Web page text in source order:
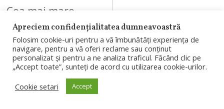
Cea mai mare
suprafață de
shopping din țară
(142.000 mp),
peste 400 de
magazine,
Apreciem confidențialitatea dumneavoastră
Folosim cookie-uri pentru a vă îmbunătăți experiența de
navigare, pentru a vă oferi reclame sau conținut
personalizat și pentru a ne analiza traficul. Făcând clic pe
„Accept toate”, sunteți de acord cu utilizarea cookie-urilor.
Cookie setari
Accept